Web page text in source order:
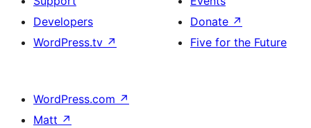
Developers
WordPress.tv ↗
Donate ↗
Five for the Future
WordPress.com ↗
Matt ↗